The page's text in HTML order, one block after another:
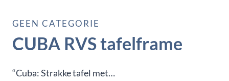
GEEN CATEGORIE
CUBA RVS tafelframe
“Cuba: Strakke tafel met…